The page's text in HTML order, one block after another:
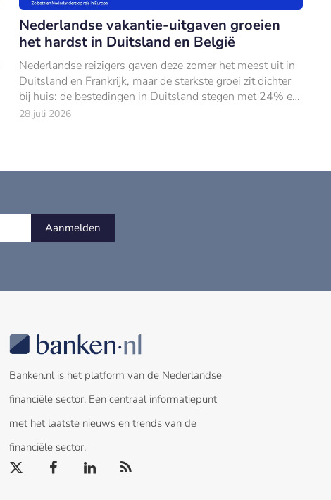
Nederlandse vakantie-uitgaven groeien
het hardst in Duitsland en België
Nederlandse reizigers gaven deze zomer het meest uit in
Duitsland en Frankrijk, maar de sterkste groei zit dichter
bij huis: de bestedingen in Duitsland stegen met 24% en
in België met 18% ten opzich
28 juli 2026
Aanmelden
Banken.nl is het platform van de Nederlandse
financiële sector. Een centraal informatiepunt
met het laatste nieuws en trends van de
financiële sector.